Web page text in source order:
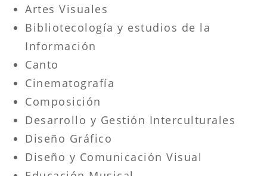
Artes Visuales
Bibliotecología y estudios de la
Información
Canto
Cinematografía
Composición
Desarrollo y Gestión Interculturales
Diseño Gráfico
Diseño y Comunicación Visual